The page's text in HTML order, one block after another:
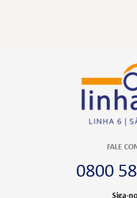
FALE
0800
Siga-